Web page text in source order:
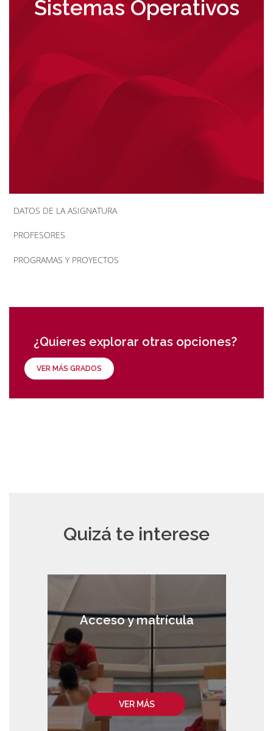
Sistemas Operativos
DATOS DE LA ASIGNATURA
PROFESORES
PROGRAMAS Y PROYECTOS
¿Quieres explorar otras opciones?
VER MÁS GRADOS
Quizá te interese
VER MÁS
Acceso y matrícula